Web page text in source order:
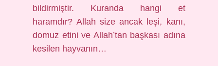
bildirmiştir. Kuranda hangi et
haramdır? Allah size ancak leşi, kanı,
domuz etini ve Allah’tan başkası adına
kesilen hayvanın…